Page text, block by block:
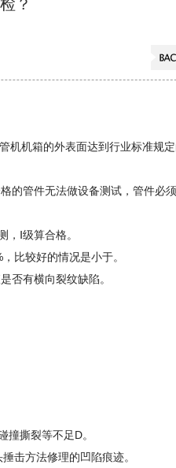
？
机箱的外表面达到行业标准规定
的管件无法做设备测试，管件必
Ⅰ级算合格。
比较好的情况是小于。
否有横向裂纹缺陷。
撕裂等不足D。
击方法修理的凹陷痕迹。